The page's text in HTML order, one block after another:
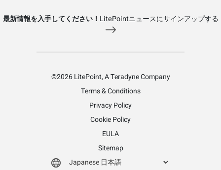
最新情報を入手してください！ LitePointニュースにサインアップする
©2026 LitePoint, A Teradyne Company
Terms & Conditions
Privacy Policy
Cookie Policy
EULA
Sitemap